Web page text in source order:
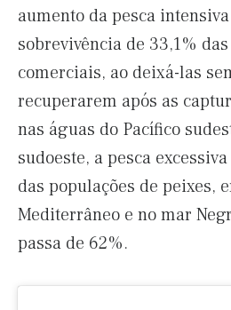
aumento da pesca
sobrevivência de 33,1%
comerciais, ao deixá-las
recuperarem após as
nas águas do Pacífico
sudoeste, a pesca
das populações de peixes,
Mediterrâneo e no mar
passa de 62%.